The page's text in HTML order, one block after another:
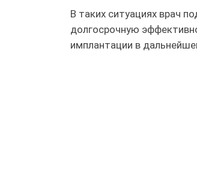
В таких ситуациях врач
долгосрочную
имплантации в